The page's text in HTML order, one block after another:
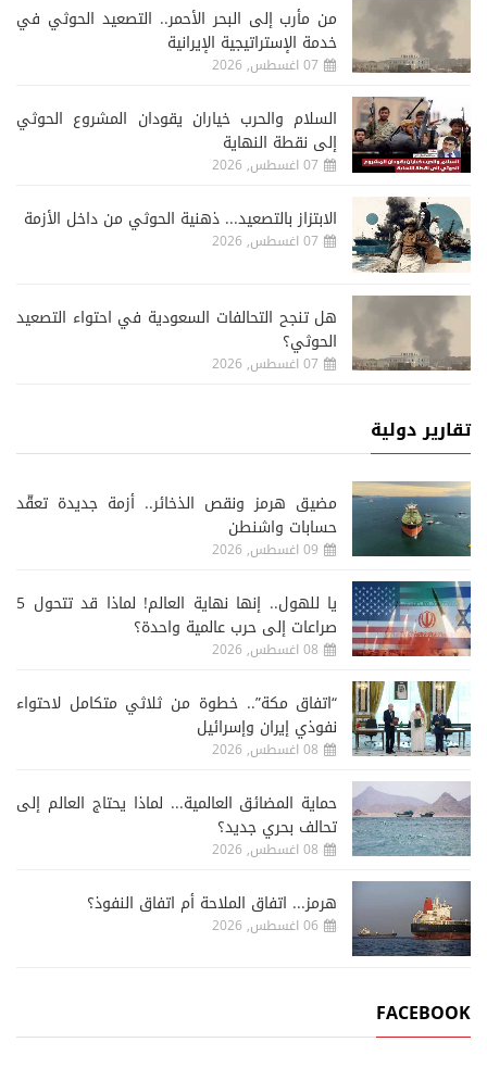
من مأرب إلى البحر الأحمر.. التصعيد الحوثي في
خدمة الإستراتيجية الإيرانية
07 اغسطس, 2026
السلام والحرب خياران يقودان المشروع الحوثي
إلى نقطة النهاية
07 اغسطس, 2026
الابتزاز بالتصعيد... ذهنية الحوثي من داخل الأزمة
07 اغسطس, 2026
هل تنجح التحالفات السعودية في احتواء التصعيد
الحوثي؟
07 اغسطس, 2026
تقارير دولية
مضيق هرمز ونقص الذخائر.. أزمة جديدة تعقّد
حسابات واشنطن
09 اغسطس, 2026
يا للهول.. إنها نهاية العالم! لماذا قد تتحول 5
صراعات إلى حرب عالمية واحدة؟
08 اغسطس, 2026
“اتفاق مكة”.. خطوة من ثلاثي متكامل لاحتواء
نفوذي إيران وإسرائيل
08 اغسطس, 2026
حماية المضائق العالمية... لماذا يحتاج العالم إلى
تحالف بحري جديد؟
08 اغسطس, 2026
هرمز... اتفاق الملاحة أم اتفاق النفوذ؟
06 اغسطس, 2026
FACEBOOK